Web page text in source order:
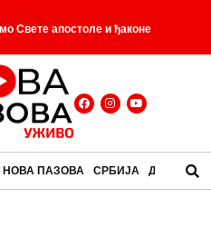
Свете апостоле и ђаконе
Тимона и Пармена, Светог
Преподобног Павла
-
југозапад Србије
НОВА ПАЗОВА СРБИЈА ДРУШТВО